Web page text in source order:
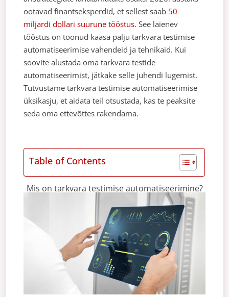
ootavad finantseksperdid, et sellest saab 50
miljardi dollari suurune tööstus. See laienev
tööstus on toonud kaasa palju tarkvara testimise
automatiseerimise vahendeid ja tehnikaid. Kui
soovite alustada oma tarkvara testide
automatiseerimist, jätkake selle juhendi lugemist.
Tutvustame tarkvara testimise automatiseerimise
üksikasju, et aidata teil otsustada, kas te peaksite
seda oma ettevõttes rakendama.
Table of Contents
Mis on tarkvara testimise automatiseerimine?